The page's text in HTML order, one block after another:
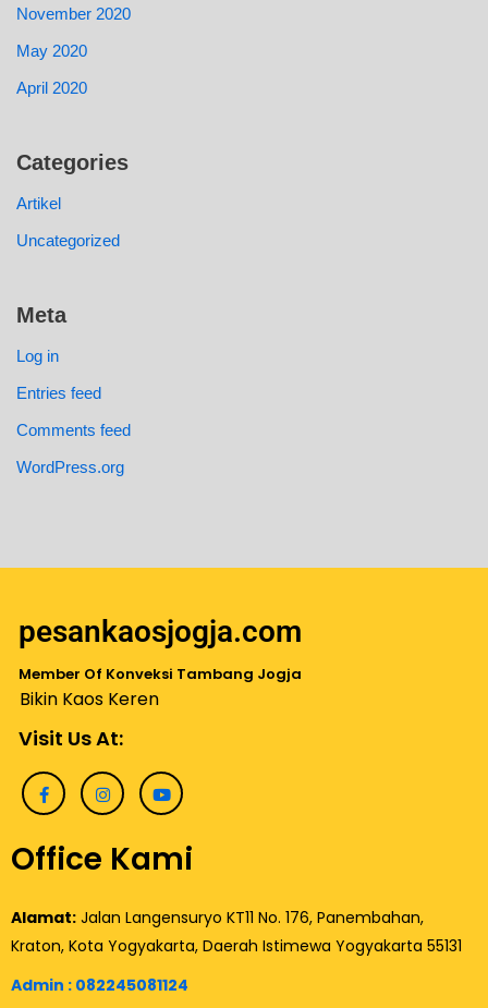
November 2020
May 2020
April 2020
Categories
Artikel
Uncategorized
Meta
Log in
Entries feed
Comments feed
WordPress.org
pesankaosjogja.com
Member Of Konveksi Tambang Jogja
Bikin Kaos Keren
Visit Us At:
Office Kami
Alamat: Jalan Langensuryo KT11 No. 176, Panembahan,
Kraton, Kota Yogyakarta, Daerah Istimewa Yogyakarta 55131
Admin : 082245081124